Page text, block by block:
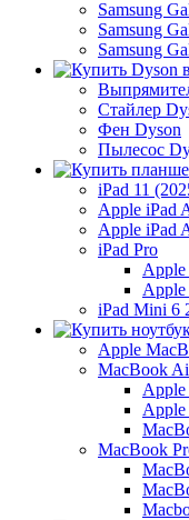
Samsung
Samsung
Samsung
Стайлер
Фен Dyson
Пылесос
iPad 11
Apple iPad
Apple iPad
iPad Pro
Apple
Apple
iPad Mini 6
Apple
MacBook
MacBook